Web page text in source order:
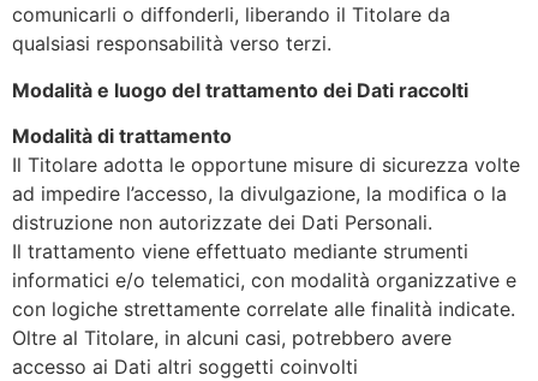
comunicarli o diffonderli, liberando il Titolare da
qualsiasi responsabilità verso terzi.
Modalità e luogo del trattamento dei Dati raccolti
Modalità di trattamento
Il Titolare adotta le opportune misure di sicurezza volte
ad impedire l’accesso, la divulgazione, la modifica o la
distruzione non autorizzate dei Dati Personali.
Il trattamento viene effettuato mediante strumenti
informatici e/o telematici, con modalità organizzative e
con logiche strettamente correlate alle finalità indicate.
Oltre al Titolare, in alcuni casi, potrebbero avere
accesso ai Dati altri soggetti coinvolti